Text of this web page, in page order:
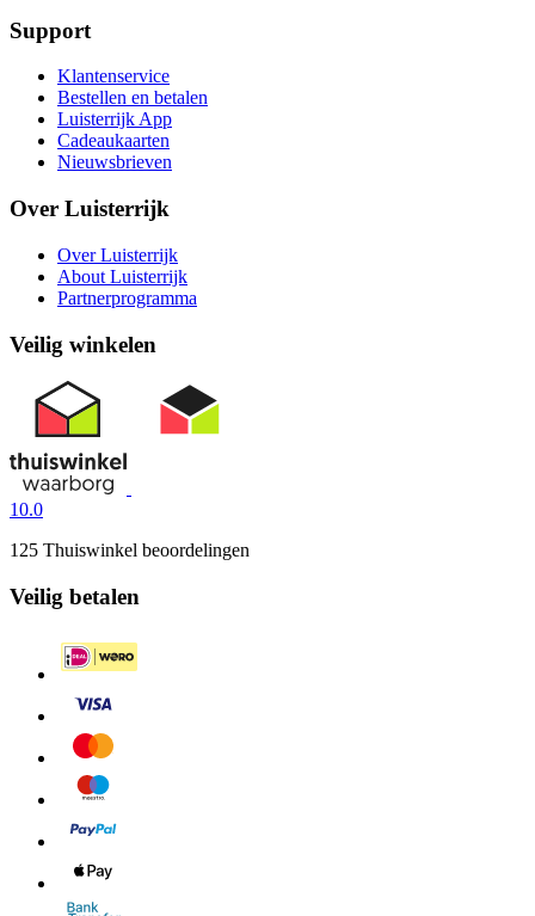
Support
Klantenservice
Bestellen en betalen
Luisterrijk App
Cadeaukaarten
Nieuwsbrieven
Over Luisterrijk
Over Luisterrijk
About Luisterrijk
Partnerprogramma
Veilig winkelen
10.0
125 Thuiswinkel beoordelingen
Veilig betalen